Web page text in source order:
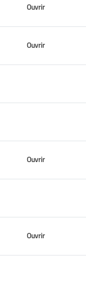
Ouvrir
Ouvrir
Ouvrir
Ouvrir